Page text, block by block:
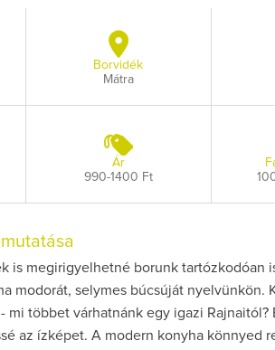
Borvidék
Mátra
Ár
990-1400 Ft
is megirigyelhetné borunk tartózkodóan
modorát, selymes búcsúját nyelvünkön.
mi többet várhatnánk egy igazi Rajnaitól?
az ízképet. A modern konyha könnyed